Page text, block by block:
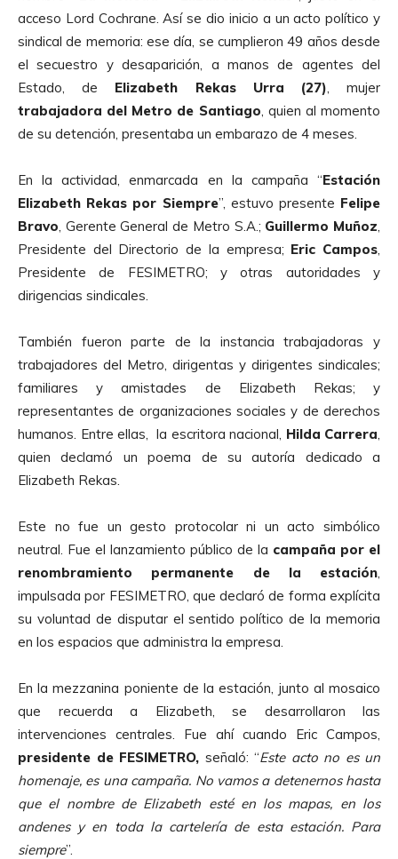
acceso Lord Cochrane. Así se dio inicio a un acto político y
sindical de memoria: ese día, se cumplieron 49 años desde
el secuestro y desaparición, a manos de agentes del
Estado, de Elizabeth Rekas Urra (27) , mujer
trabajadora del Metro de Santiago , quien al momento
de su detención, presentaba un embarazo de 4 meses.
En la actividad, enmarcada en la campaña “Estación
Elizabeth Rekas por Siempre”, estuvo presente Felipe
Bravo , Gerente General de Metro S.A.; Guillermo Muñoz
Presidente del Directorio de la empresa; Eric Campos
Presidente de FESIMETRO; y otras autoridades y
dirigencias sindicales.
También fueron parte de la instancia trabajadoras y
trabajadores del Metro, dirigentas y dirigentes sindicales;
familiares y amistades de Elizabeth Rekas; y
representantes de organizaciones sociales y de derechos
humanos. Entre ellas, la escritora nacional, Hilda Carrera
quien declamó un poema de su autoría dedicado a
Elizabeth Rekas.
Este no fue un gesto protocolar ni un acto simbólico
neutral. Fue el lanzamiento público de la campaña por el
renombramiento permanente de la estación
impulsada por FESIMETRO, que declaró de forma explícita
su voluntad de disputar el sentido político de la memoria
en los espacios que administra la empresa.
En la mezzanina poniente de la estación, junto al mosaico
que recuerda a Elizabeth, se desarrollaron las
intervenciones centrales. Fue ahí cuando Eric Campos,
presidente de FESIMETRO, señaló: “Este acto no es un
homenaje, es una campaña. No vamos a detenernos hasta
que el nombre de Elizabeth esté en los mapas, en los
andenes y en toda la cartelería de esta estación. Para
siempre”.